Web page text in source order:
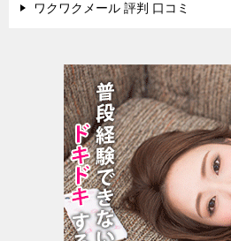
ワクワクメール 評判 口コミ